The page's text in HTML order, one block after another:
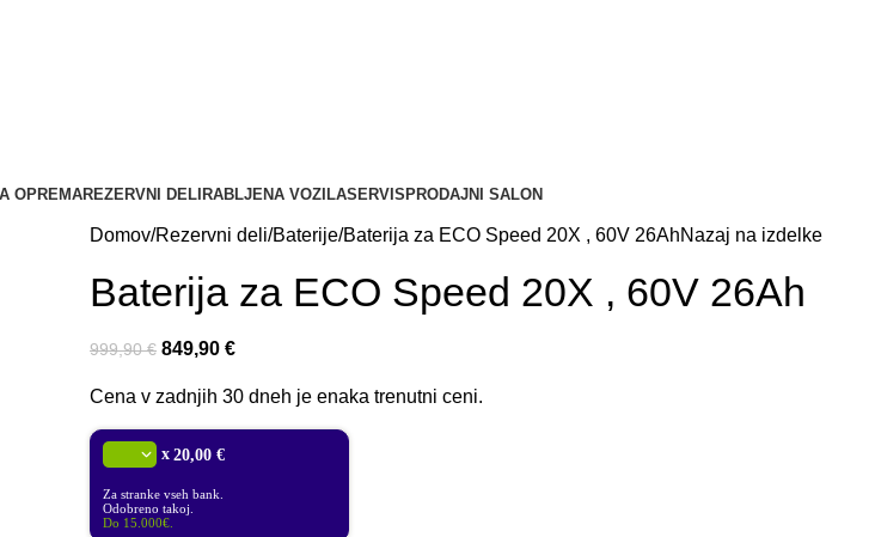
OPREMAREZERVNI DELI RABLJENA VOZILASERVIS PRODAJNI SALON
Domov Rezervni deli Baterije Baterija za ECO Speed 20X , 60V 26AhNazaj na izdelke
Baterija za ECO Speed 20X , 60V 26Ah
999,90€ 849,90 €
Cena v zadnjih 30 dneh je enaka trenutni ceni.
x 20,00 €
Za stranke vseh bank.
Odobreno takoj.
Do 15.000€.